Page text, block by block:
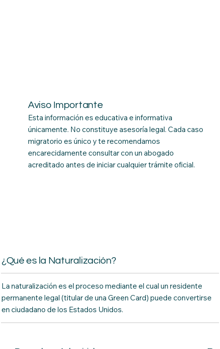
Aviso Importante
Esta información es educativa e informativa
únicamente. No constituye asesoría legal. Cada caso
migratorio es único y te recomendamos
encarecidamente consultar con un abogado
acreditado antes de iniciar cualquier trámite oficial.
¿Qué es la Naturalización?
La naturalización es el proceso mediante el cual un residente
permanente legal (titular de una Green Card) puede convertirse
en ciudadano de los Estados Unidos.